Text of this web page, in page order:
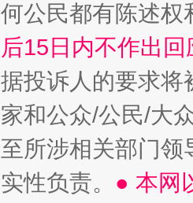
公民都有陈述
15日内不作出
投诉人的要求将
和公众/公民/大
所涉相关部门
性负责。 ● 本网